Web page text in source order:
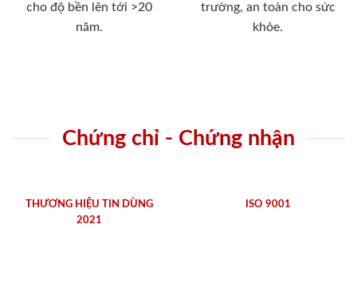
cho độ bền lên tới >20
năm.
trường, an toàn cho sức
khỏe.
Chứng chỉ - Chứng nhận
THƯƠNG HIỆU TIN DÙNG
2021
ISO 9001